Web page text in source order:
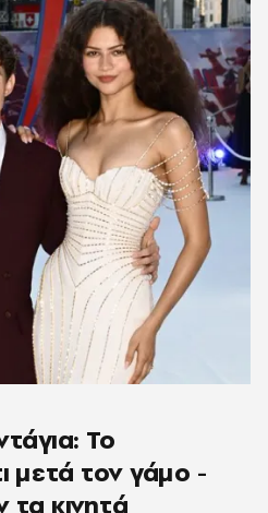
Το
μετά τον γάμο -
κινητά